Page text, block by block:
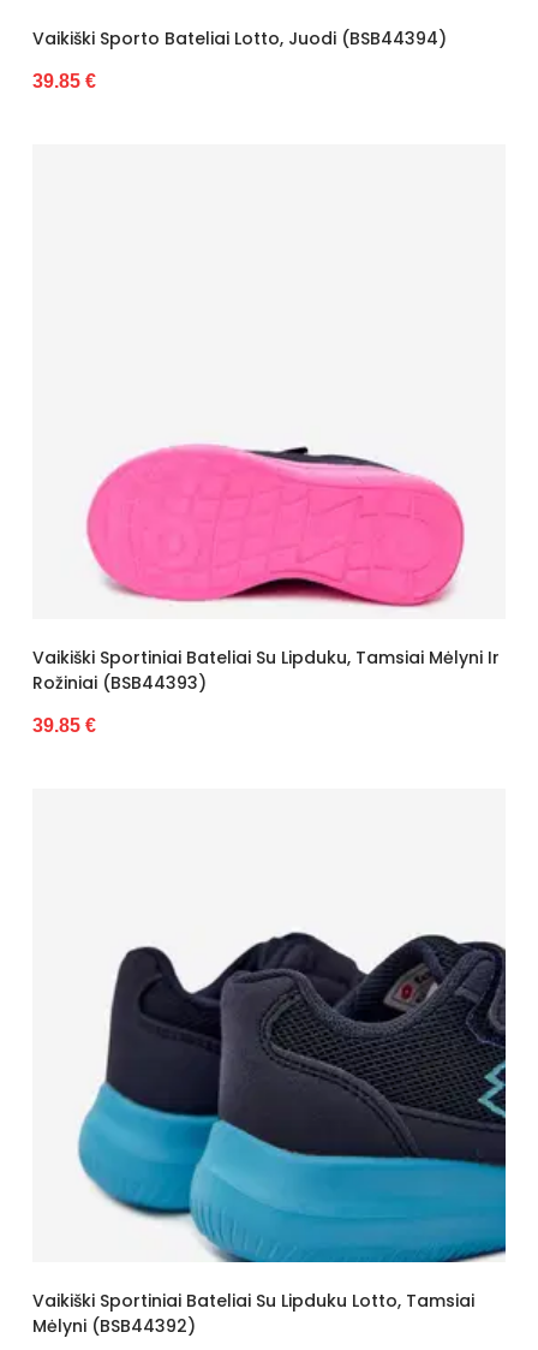
Vaikiški Sporto Bateliai Lotto, Juodi (BSB44394)
39.85 €
Vaikiški Sportiniai Bateliai Su Lipduku, Tamsiai Mėlyni Ir
Rožiniai (BSB44393)
39.85 €
Vaikiški Sportiniai Bateliai Su Lipduku Lotto, Tamsiai
Mėlyni (BSB44392)